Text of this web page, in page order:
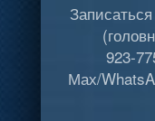
923-
Мах/